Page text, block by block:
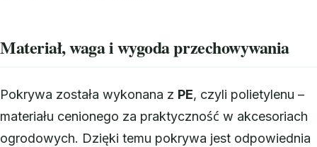
Materiał, waga i wygoda przechowywania
Pokrywa została wykonana z PE, czyli polietylenu –
materiału cenionego za praktyczność w akcesoriach
ogrodowych. Dzięki temu pokrywa jest odpowiednia